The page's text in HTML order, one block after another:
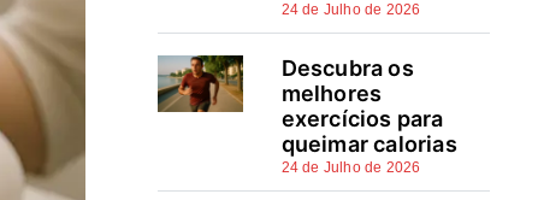
Salões, segurança e
regulamentação em Portugal
Produtos e marcas para
unhas no mercado português
24 de Julho de 2026
Descubra os
melhores
exercícios para
queimar calorias
24 de Julho de 2026